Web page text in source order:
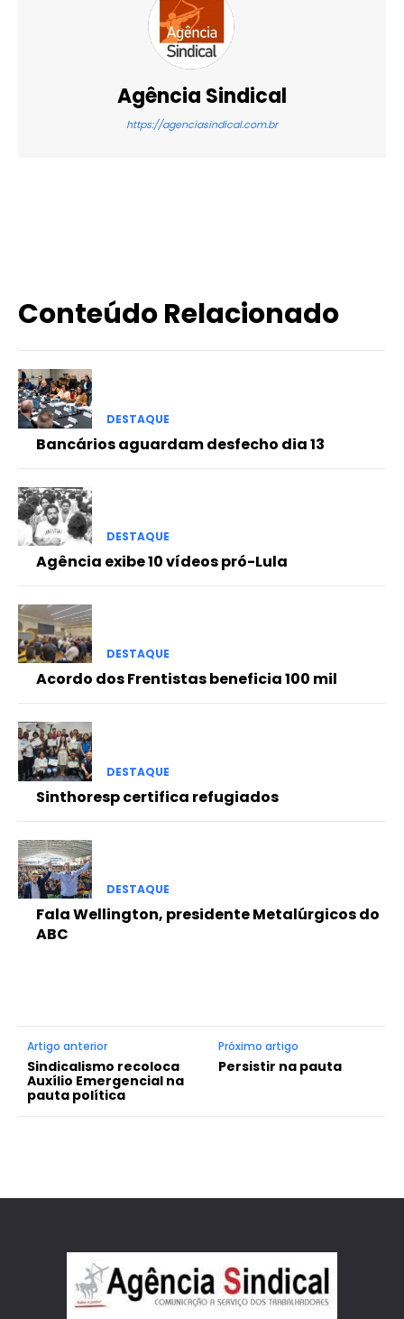
Agência Sindical
https://agenciasindical.com.br
Conteúdo Relacionado
DESTAQUE
Bancários aguardam desfecho dia 13
DESTAQUE
Agência exibe 10 vídeos pró-Lula
DESTAQUE
Acordo dos Frentistas beneficia 100 mil
DESTAQUE
Sinthoresp certifica refugiados
DESTAQUE
Fala Wellington, presidente Metalúrgicos do
ABC
Artigo anterior
Sindicalismo recoloca
Auxílio Emergencial na
pauta política
Próximo artigo
Persistir na pauta